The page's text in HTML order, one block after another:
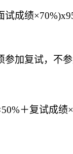
试成绩×
参加复试，不
50%＋复试成绩×